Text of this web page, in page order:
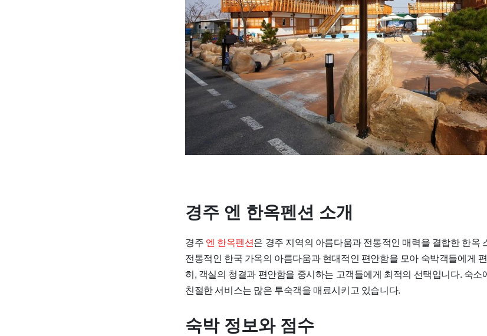
경주 엔 한옥펜션 소개
경주 엔 한옥펜션은 경주 지역의 아름다움과 전통적인 매력을 결합한 한옥
전통적인 한국 가옥의 아름다움과 현대적인 편안함을 모아 숙박객들에게
히, 객실의 청결과 편안함을 중시하는 고객들에게 최적의 선택입니다. 숙
친절한 서비스는 많은 투숙객을 매료시키고 있습니다.
숙박 정보와 점수